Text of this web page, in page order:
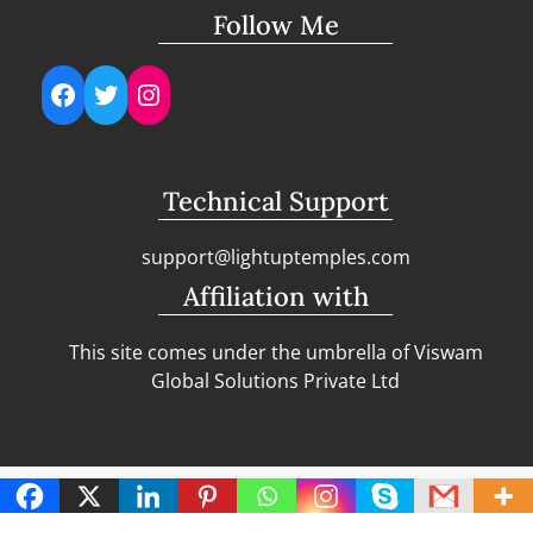
Follow Me
Facebook
TwitterInstagram
Technical Support
support@lightuptemples.com
Affiliation with
This site comes under the umbrella of Viswam
Global Solutions Private Ltd